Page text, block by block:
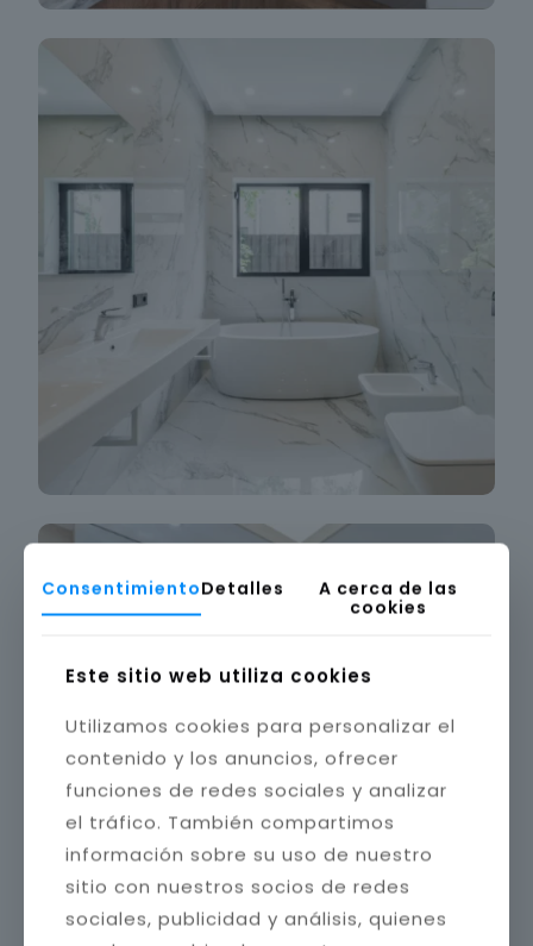
ConsentimientoDetalles
A cerca de las
cookies
Este sitio web utiliza cookies
Utilizamos cookies para personalizar el
contenido y los anuncios, ofrecer
funciones de redes sociales y analizar
el tráfico. También compartimos
información sobre su uso de nuestro
sitio con nuestros socios de redes
sociales, publicidad y análisis, quienes